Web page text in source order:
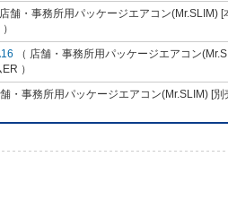
店舗・事務所用パッケージエアコン(Mr.SLIM) [
（ 店舗・事務所用パッケージエアコン
）
舗・事務所用パッケージエアコン(Mr.SLIM) [別